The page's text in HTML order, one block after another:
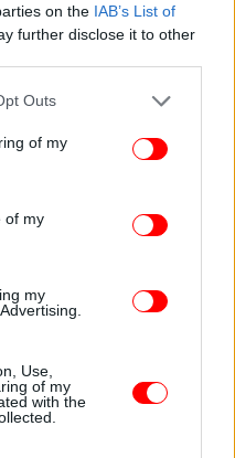
on the IAB’s List of
further disclose it to other
uses one or more Google
You may click to
its third-party tags to
purposes in below Google
Outs
of my
of my
my
Use,
of my
with the
επιχειρούν σε
σε ένα
κίνδυνοι
η έλλειψη
το έργο των
ΜΜΕ.
όταν κατά τη
έρευνας
δύτης των
Μαχούντι.
πρώτες
αγνοουμένων, όμως